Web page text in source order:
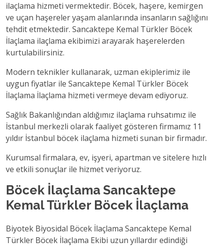
ilaçlama hizmeti vermektedir. Böcek, haşere, kemirgen
ve uçan haşereler yaşam alanlarında insanların sağlığını
tehdit etmektedir. Sancaktepe Kemal Türkler Böcek
İlaçlama ilaçlama ekibimizi arayarak haşerelerden
kurtulabilirsiniz.
Modern teknikler kullanarak, uzman ekiplerimiz ile
uygun fiyatlar ile Sancaktepe Kemal Türkler Böcek
İlaçlama İlaçlama hizmeti vermeye devam ediyoruz.
Sağlık Bakanlığından aldığımız ilaçlama ruhsatımız ile
İstanbul merkezli olarak faaliyet gösteren firmamız 11
yıldır İstanbul böcek ilaçlama hizmeti sunan bir firmadır.
Kurumsal firmalara, ev, işyeri, apartman ve sitelere hızlı
ve etkili sonuçlar ile hizmet veriyoruz.
Böcek İlaçlama Sancaktepe
Kemal Türkler Böcek İlaçlama
Biyotek Biyosidal Böcek İlaçlama Sancaktepe Kemal
Türkler Böcek İlaçlama Ekibi uzun yıllardır edindiği